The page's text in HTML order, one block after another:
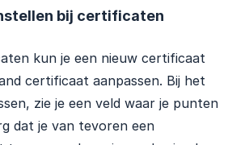
bij certificaten
kun je een nieuw certificaat
certificaat aanpassen. Bij het
zie je een veld waar je punten
dat je van tevoren een